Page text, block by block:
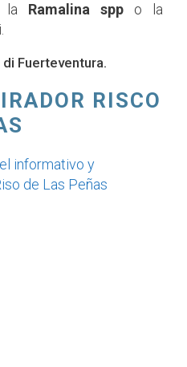
la Ramalina spp o la
Fuerteventura.
RISCO